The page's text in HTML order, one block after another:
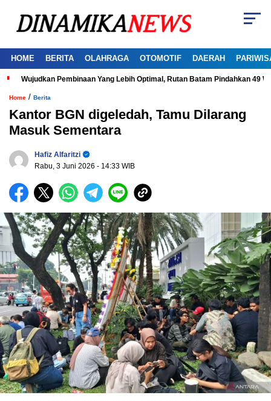
HOME BERITA OLAHRAGA OTOMOTIF DAERAH
Wujudkan Pembinaan Yang Lebih Optimal, Rutan Batam Pindahkan 49
Home / Berita
Kantor BGN digeledah, Tamu Dilarang
Masuk Sementara
Hafiz Alfaritzi
Rabu, 3 Juni 2026 - 14:33 WIB